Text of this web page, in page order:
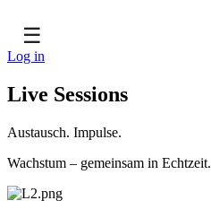
☰
Log in
Live Sessions
Austausch. Impulse.
Wachstum – gemeinsam in Echtzeit.